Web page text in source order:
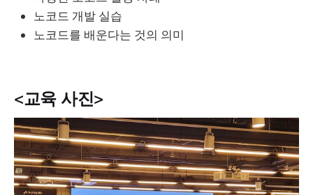
노코드 개발 실습
노코드를 배운다는 것의 의미
<교육 사진>